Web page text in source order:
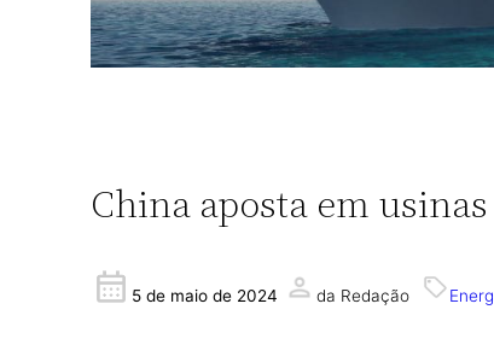
China aposta em
5 de maio de 2024 da Redação